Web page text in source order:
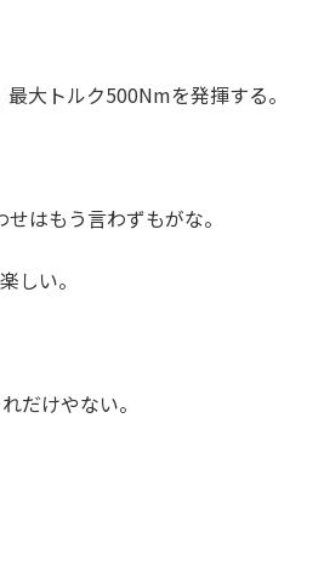
大トルク500Nmを発揮する。
はもう言わずもがな。
しい。
だけやない。